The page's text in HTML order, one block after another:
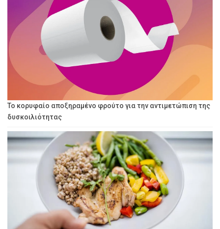
Το κορυφαίο αποξηραμένο φρούτο για την αντιμετώπιση της
δυσκοιλιότητας